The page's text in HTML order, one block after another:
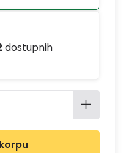
dostupnih
Unesite